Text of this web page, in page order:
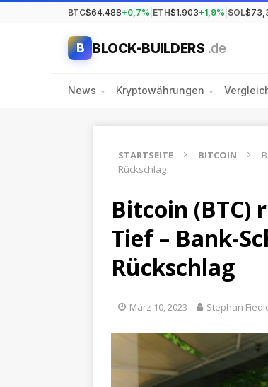
BTC$64.488+0,7% ETH$1.903+1,9% SOL
B BLOCK-BUILDERS .de
News ▾ Kryptowährungen ▾
STARTSEITE BITCOIN
Rückschlag
Bitcoin (BTC)
Tief – Bank-
Rückschlag
März 10, 2023 Stephan